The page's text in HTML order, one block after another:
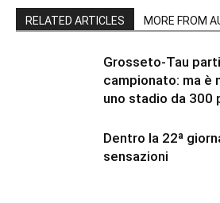
RELATED ARTICLES MORE FROM
Grosseto-Tau
campionato: ma è
uno stadio da 300
Dentro la 22ª
sensazioni